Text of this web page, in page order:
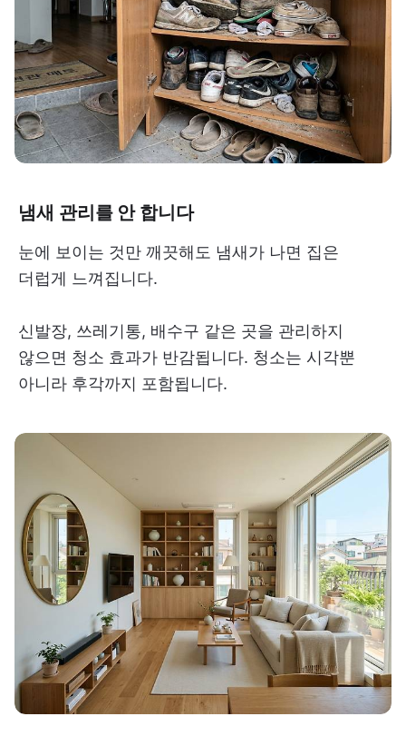
냄새 관리를 안 합니다
눈에 보이는 것만 깨끗해도 냄새가 나면 집은
더럽게 느껴집니다.
신발장, 쓰레기통, 배수구 같은 곳을 관리하지
않으면 청소 효과가 반감됩니다. 청소는 시각뿐
아니라 후각까지 포함됩니다.